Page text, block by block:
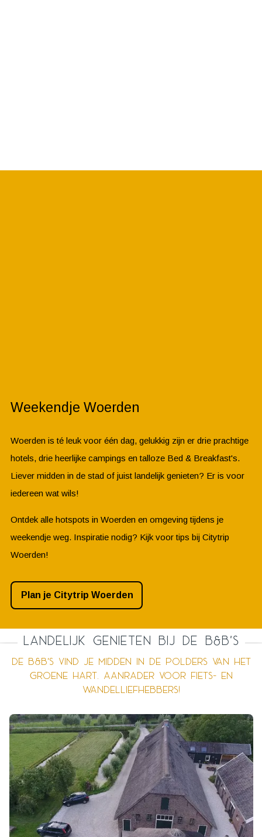
Weekendje Woerden
Woerden is té leuk voor één dag, gelukkig zijn er drie prachtige
hotels, drie heerlijke campings en talloze Bed & Breakfast's.
Liever midden in de stad of juist landelijk genieten? Er is voor
iedereen wat wils!
Ontdek alle hotspots in Woerden en omgeving tijdens je
weekendje weg. Inspiratie nodig? Kijk voor tips bij Citytrip
Woerden!
Plan je Citytrip Woerden
Landelijk genieten bij de B&B's
De B&B's vind je midden in de polders van het
Groene Hart. Aanrader voor fiets- en
wandelliefhebbers!
P
o
s
t
h
o